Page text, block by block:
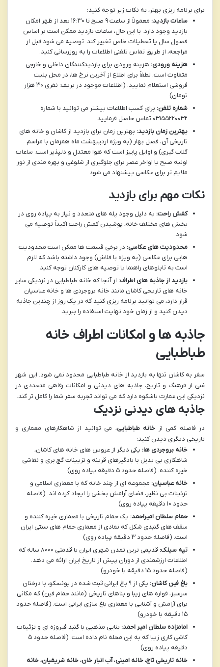
برای برنامه ریزی بهتر، به نکات زیر توجه کنید:
ساعات بازدید:
معمولاً از ساعت ۹ صبح تا ۱۶:۳۰ بعد از ظهر امکان
بازدید وجود دارد. با این حال، ساعات بازدید ممکن است بر اساس
فصول سال یا تعطیلات خاص تغییر کند. توصیه می شود قبل از
مراجعه، از طریق تماس تلفنی اطلاعات را به روزرسانی کنید.
هزینه ورودی: هزینه ورودی برای بازدیدکنندگان داخلی و خارجی
متفاوت است. لطفاً برای اطلاع از آخرین نرخ ها، در محل بلیت
فروشی استعلام نمایید. (اطلاعات موجود در بریف: نفری ۳۰ هزار
تومان)
شماره تلفن: برای کسب اطلاعات بیشتر می توانید با شماره
۰۳۱۵۵۲۲۰۰۳۲ تماس حاصل فرمایید.
بهترین زمان بازدید: بهترین زمان برای بازدید از کاشان و خانه های
تاریخی آن، فصل بهار (به ویژه اردیبهشت ماه همزمان با مراسم
گلاب گیری) و اوایل پاییز است که هوا معتدل و دلپذیر است. ساعات
اولیه صبح یا اواخر عصر برای جلوگیری از شلوغی و بهره مندی از نور
ملایم تر برای عکاسی پیشنهاد می شود.
نکات مهم برای بازدید
کفش راحت: به دلیل وجود پله های متعدد و نیاز به پیاده روی در
بخش های مختلف خانه، پوشیدن کفش راحت اکیداً توصیه می
شود.
محدودیت های عکاسی: در برخی قسمت ها ممکن است محدودیت
هایی برای عکاسی (به ویژه با فلاش) وجود داشته باشد که لازم
است به تابلوهای راهنما یا توصیه های کارکنان توجه کنید.
بازدید از جاذبه های اطراف: از آنجا که خانه طباطبایی در نزدیکی سایر
خانه های تاریخی کاشان مانند خانه بروجردی ها و خانه عباسیان
قرار دارد، می توانید برنامه ریزی کنید که در یک روز از چندین جاذبه
دیدن کنید و از زمان خود نهایت استفاده را ببرید.
جاذبه ها و امکانات اطراف خانه
طباطبایی
سفر به کاشان تنها به بازدید از خانه طباطبایی محدود نمی شود. این شهر
غنی از فرهنگ و تاریخ، جاذبه های دیدنی و امکانات رفاهی متعددی در
نزدیکی این عمارت باشکوه دارد که می تواند تجربه سفر شما را کامل تر کند.
جاذبه های دیدنی نزدیک
در فاصله کمی از خانه طباطبایی، می توانید از شاهکارهای معماری و
تاریخی دیگری دیدن کنید:
خانه بروجردی ها: یکی دیگر از عروس های خانه های کاشان،
شاهکاری بی بدیل با بادگیرهای قرینه و تزیینات گچ بری و نقاشی
خیره کننده. (فاصله حدود ۵ دقیقه پیاده روی)
خانه عباسیان: مجموعه ای از چند خانه که با معماری اسلامی و
تزئینات بی نظیر، فضای آرامش بخشی را ایجاد کرده اند. (فاصله
حدود ۱۰ دقیقه پیاده روی)
حمام سلطان امیراحمد: یک حمام تاریخی با معماری خیره کننده و
سقف های گنبدی شکل که نمادی از معماری حمام های سنتی ایران
است. (فاصله حدود ۳ دقیقه پیاده روی)
تپه سیلک:
قدیمی ترین تمدن شهری ایران با قدمتی ۸۰۰۰ ساله که
اطلاعات ارزشمندی از دوران پیش از تاریخ ایران ارائه می دهد.
(فاصله حدود ۱۵ دقیقه با خودرو)
باغ فین کاشان:
یکی از ۹ باغ ایرانی ثبت شده در یونسکو، با درختان
سرسبز، فواره های زیبا و بناهای تاریخی (مانند حمام فین) که مکانی
برای آرامش و آشنایی با معماری باغ سازی ایرانی است. (فاصله حدود
۱۵ دقیقه با خودرو)
امامزاده سلطان امیر احمد: بنایی مذهبی با گنبد فیروزه ای و تزئینات
کاشی کاری زیبا که به این محله نام داده است. (فاصله حدود ۵
دقیقه پیاده روی)
خانه تاریخی تاج، خانه امینی، آب انبار خان، خانه شریفیان، خانه